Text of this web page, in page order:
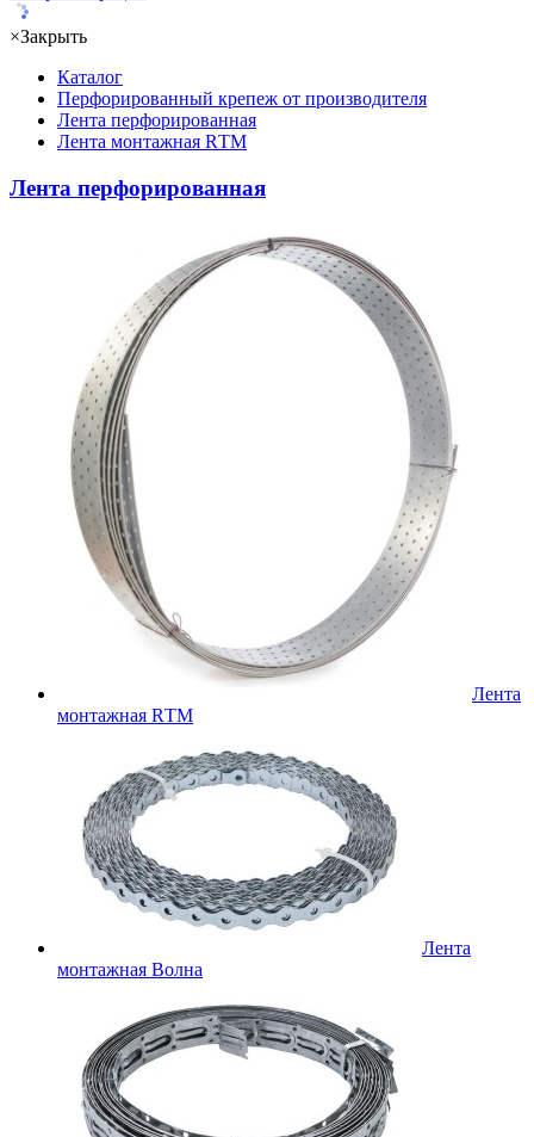
×Закрыть
Каталог
Перфорированный крепеж от производителя
Лента перфорированная
Лента монтажная RТМ
Лента перфорированная
Лента
монтажная RТМ
Лента
монтажная Волна